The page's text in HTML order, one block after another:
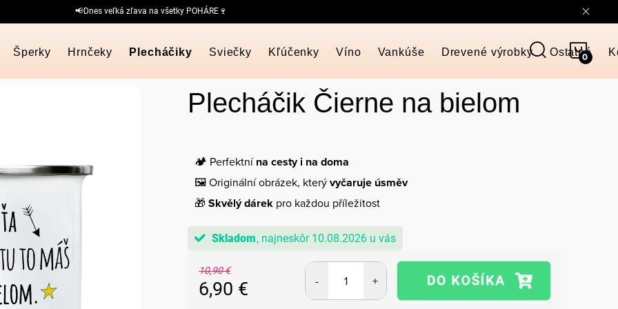
📢Dnes veľká zľava na všetky POHÁRE🍷
Šperky Hrnčeky Plecháčiky Sviečky Kľúčenky Víno Vankúše Drevené výrobky Ostatné
Plecháčik Čierne na bielom
🏕️ Perfektnína cesty i na doma
🖼️ Originální obrázek, kterývyčaruje úsměv
🎁 Skvělý dárek pro každou příležitost
Skladom 10.08.2026
10,90 €
6,90 €